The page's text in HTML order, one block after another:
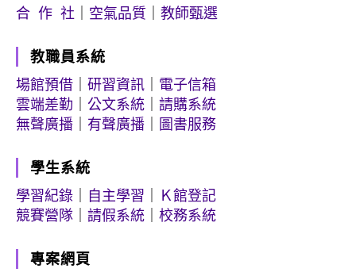
合 作 社
空氣品質 教師甄選
教職員系統
場館預借
研習資訊
電子信箱
雲端差勤
公文系統
請購系統
無聲廣播
有聲廣播 圖書服務
學生系統
學習紀錄
自主學習
Ｋ館登記
競賽營隊
請假系統 校務系統
專案網頁